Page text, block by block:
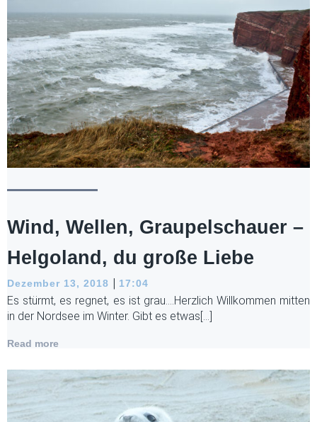
Wind, Wellen, Graupelschauer –
Helgoland, du große Liebe
Dezember 13, 2018 | 17:04
Es stürmt, es regnet, es ist grau….Herzlich Willkommen mitten
in der Nordsee im Winter. Gibt es etwas[…]
Read more